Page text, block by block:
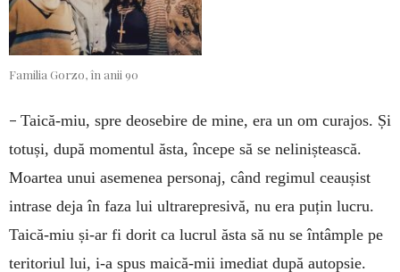
Familia Gorzo, în anii 90
– Taică-miu, spre deosebire de mine, era un om curajos. Și
totuși, după momentul ăsta, începe să se neliniștească.
Moartea unui asemenea personaj, când regimul ceaușist
intrase deja în faza lui ultrarepresivă, nu era puțin lucru.
Taică-miu și-ar fi dorit ca lucrul ăsta să nu se întâmple pe
teritoriul lui, i-a spus maică-mii imediat după autopsie.